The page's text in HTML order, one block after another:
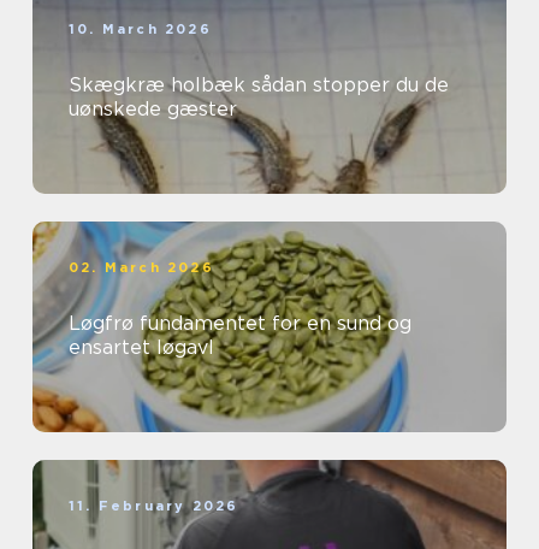
10. March 2026
Skægkræ holbæk sådan stopper du de
uønskede gæster
02. March 2026
Løgfrø fundamentet for en sund og
ensartet løgavl
11. February 2026